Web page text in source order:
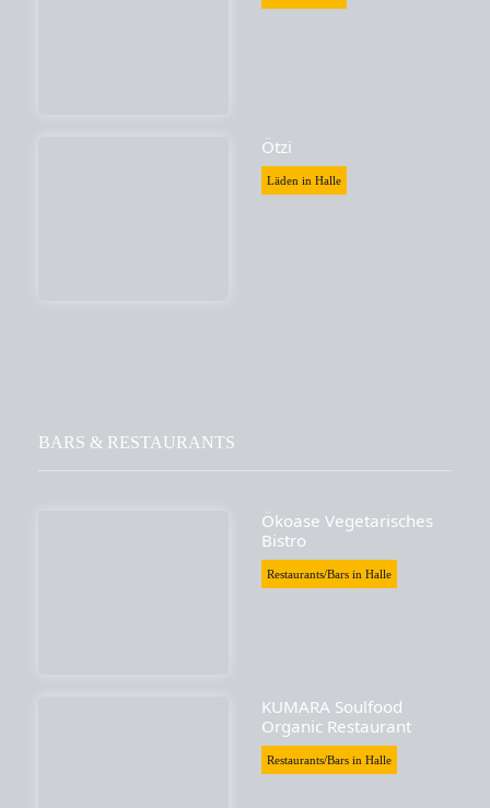
Ötzi
Läden in Halle
BARS & RESTAURANTS
Ökoase Vegetarisches
Bistro
Restaurants/Bars in Halle
KUMARA Soulfood
Organic Restaurant
Restaurants/Bars in Halle